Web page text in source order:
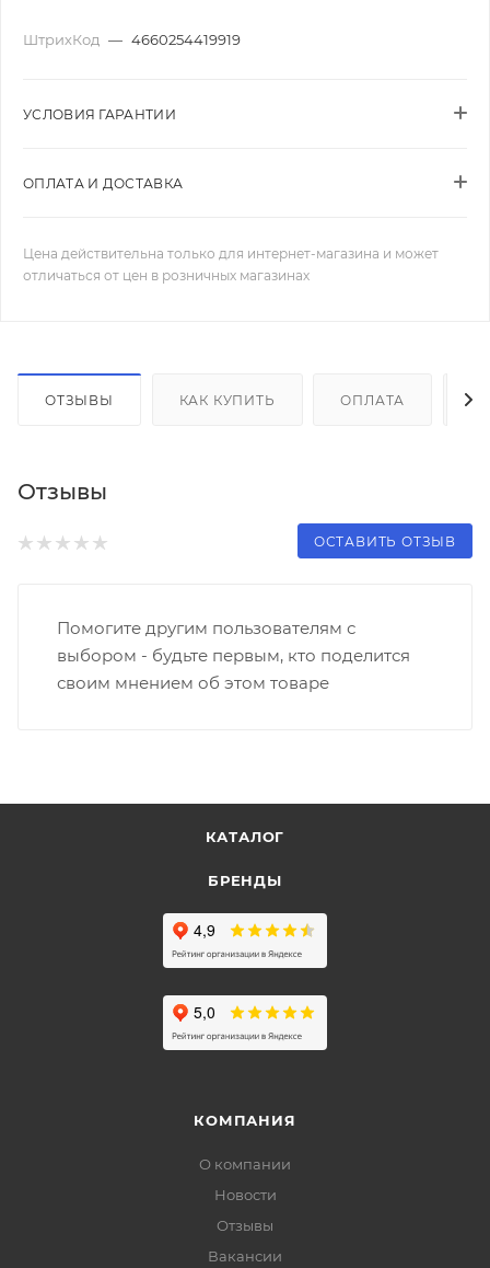
ШтрихКод — 4660254419919
УСЛОВИЯ ГАРАНТИИ
ОПЛАТА И ДОСТАВКА
Цена действительна только для интернет-магазина и может
отличаться от цен в розничных магазинах
ОТЗЫВЫ КАК КУПИТЬ ОПЛАТА
Отзывы
ОСТАВИТЬ ОТЗЫВ
Помогите другим пользователям с
выбором - будьте первым, кто поделится
своим мнением об этом товаре
КАТАЛОГ
БРЕНДЫ
КОМПАНИЯ
О компании
Новости
Отзывы
Вакансии